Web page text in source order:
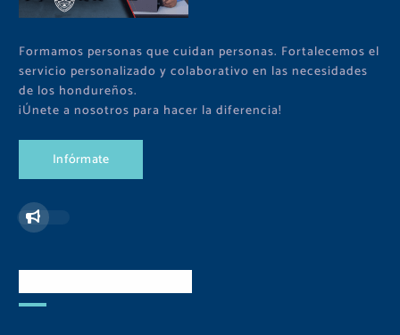
Formamos personas que cuidan personas. Fortalecemos el
servicio personalizado y colaborativo en las necesidades
de los hondureños.
¡Únete a nosotros para hacer la diferencia!
Infórmate